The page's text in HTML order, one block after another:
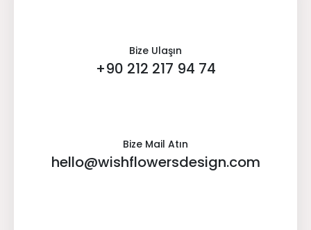
Bize Ulaşın
+90 212 217 94 74
Bize Mail Atın
hello@wishflowersdesign.com